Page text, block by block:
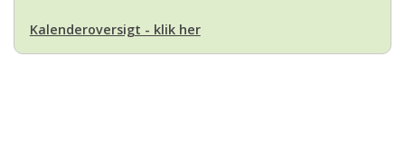
Kalenderoversigt - klik her